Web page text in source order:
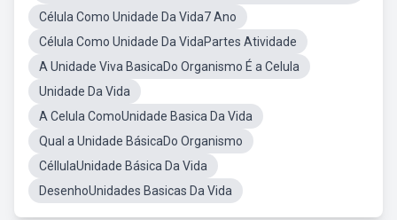
Célula Como Unidade Da Vida7 Ano
Célula Como Unidade Da VidaPartes Atividade
A Unidade Viva BasicaDo Organismo É a Celula
Unidade Da Vida
A Celula ComoUnidade Basica Da Vida
Qual a Unidade BásicaDo Organismo
CéllulaUnidade Básica Da Vida
DesenhoUnidades Basicas Da Vida